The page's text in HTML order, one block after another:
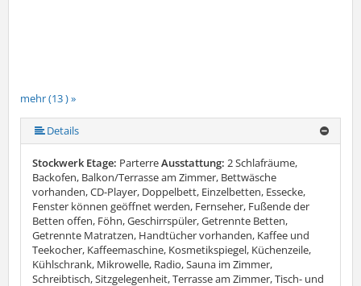
mehr (13 ) »
mehr (13 ) »
mehr (13 ) »
mehr (13 ) »
mehr (13 ) »
mehr (13 ) »
mehr (13 ) »
mehr (13 ) »
mehr (13 ) »
mehr (13 ) »
Details
Stockwerk Etage: ParterreAusstattung: 2 Schlafräume,
Backofen, Balkon/Terrasse am Zimmer, Bettwäsche
vorhanden, CD-Player, Doppelbett, Einzelbetten, Essecke,
Fenster können geöffnet werden, Fernseher, Fußende der
Betten offen, Föhn, Geschirrspüler, Getrennte Betten,
Getrennte Matratzen, Handtücher vorhanden, Kaffee und
Teekocher, Kaffeemaschine, Kosmetikspiegel, Küchenzeile,
Kühlschrank, Mikrowelle, Radio, Sauna im Zimmer,
Schreibtisch, Sitzgelegenheit, Terrasse am Zimmer, Tisch- und